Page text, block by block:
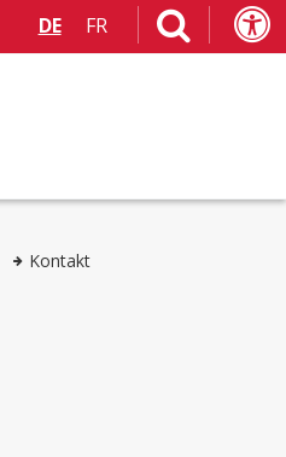
DE FR
Kontakt